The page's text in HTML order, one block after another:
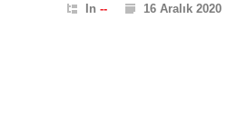
In -- 16 Aralık 2020